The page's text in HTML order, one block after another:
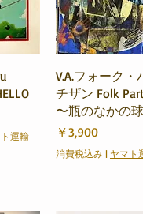
ー
運輸
クイックビュ
V.A.フォーク・
チザン Folk
〜瓶のなかの
価格
￥3,900
消費税込み| ヤマト